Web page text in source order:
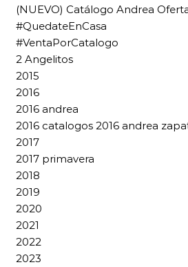
(NUEVO) Catálogo Andrea
#QuedateEnCasa
#VentaPorCatalogo
2 Angelitos
2015
2016
2016 andrea
2016 catalogos 2016 andrea
2017
2017 primavera
2018
2019
2020
2021
2022
2023